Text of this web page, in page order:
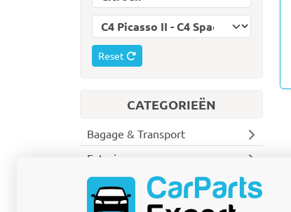
Selecteer automodel
Reset
CATEGORIEËN
Bagage & Transport
Exterieur
Interieur
Bedrijfswagen